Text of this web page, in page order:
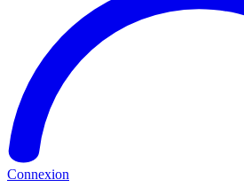
Connexion